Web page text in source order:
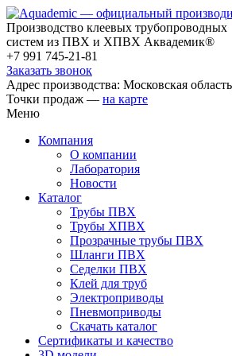
Производство клеевых трубопроводных
систем из ПВХ и ХПВХ Аквадемик®
+7 991 745-21-81
Заказать звонок
Адрес производства: Московская
Точки продаж — на карте
Меню
Компания
О компании
Лаборатория
Новости
Каталог
Трубы ПВХ
Трубы ХПВХ
Прозрачные трубы ПВХ
Шланги ПВХ
Седелки ПВХ
Клей для труб
Электроприводы
Пневмоприводы
Скачать каталог
Сертификаты и качество